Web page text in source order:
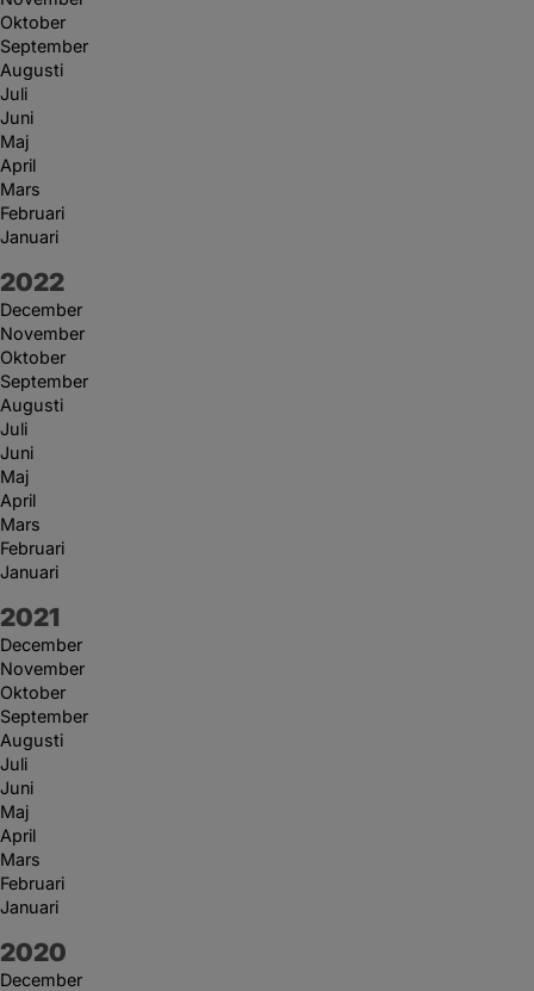
Oktober
September
Augusti
Juli
Juni
Maj
April
Mars
Februari
Januari
År:
2022
December
November
Oktober
September
Augusti
Juli
Juni
Maj
April
Mars
Februari
Januari
År:
2021
December
November
Oktober
September
Augusti
Juli
Juni
Maj
April
Mars
Februari
Januari
År:
2020
December